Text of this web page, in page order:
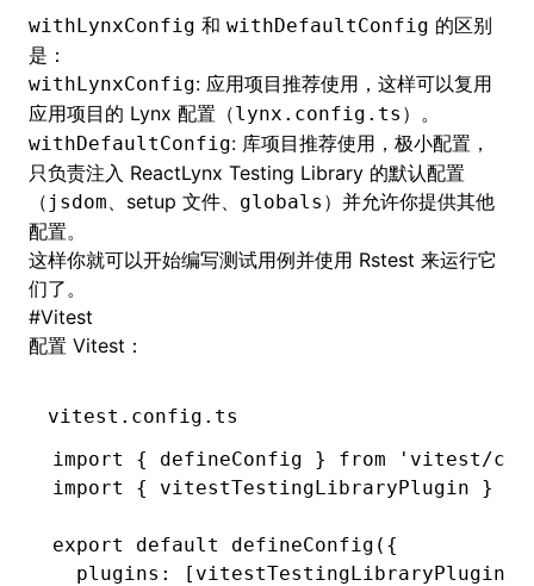
withLynxConfig 和 withDefaultConfig 的区别
是：
withLynxConfig: 应用项目推荐使用，这样可以复用
应用项目的 Lynx 配置（lynx.config.ts ）。
withDefaultConfig: 库项目推荐使用，极小配置，
只负责注入 ReactLynx Testing Library 的默认配置
（ jsdom、setup 文件、 globals ）并允许你提供其他
配置。
这样你就可以开始编写测试用例并使用 Rstest 来运行它
们了。
#Vitest
配置 Vitest ：
vitest.config.ts
import
{ defineConfig } from 'vitest/
import
{ vitestTestingLibraryPlugin }
export default defineConfig ({
  plugins
: [ vitestTestingLibraryPlugin